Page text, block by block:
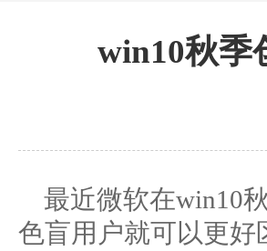
win10秋季
最近微软在win10
色盲用户就可以更好